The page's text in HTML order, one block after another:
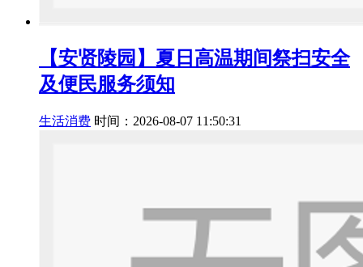
【安贤陵园】夏日高温期间祭扫安全
及便民服务须知
生活消费 时间：2026-08-07 11:50:31